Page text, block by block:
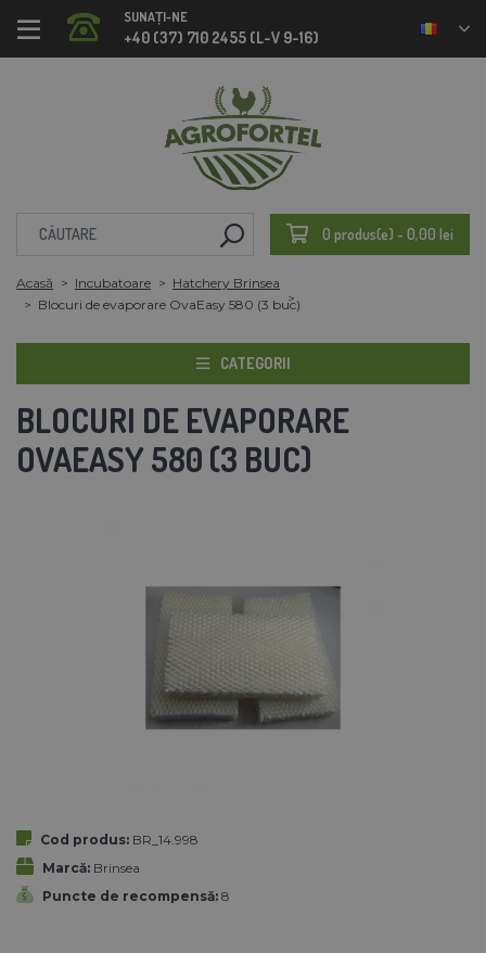
SUNAȚI-NE
+40 (37) 710 2455 (L-V 9-16)
0 produs(e) - 0,00 lei
Acasă Incubatoare
Hatchery Brinsea
Blocuri de evaporare OvaEasy 580 (3 buc)
CATEGORII
BLOCURI DE EVAPORARE
OVAEASY 580 (3 BUC)
Cod produs: BR_14.998
Marcă: Brinsea
Puncte de recompensă: 8